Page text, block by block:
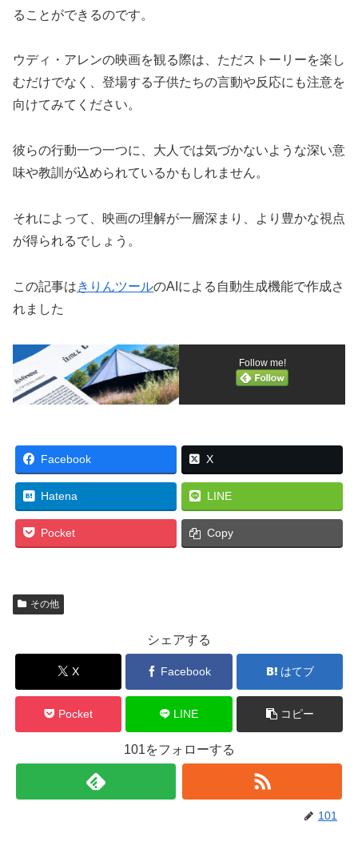
ることができるのです。
ウディ・アレンの映画を観る際は、ただストーリーを楽し
むだけでなく、登場する子供たちの言動や反応にも注意を
向けてみてください。
彼らの行動一つ一つに、大人では気づかないような深い意
味や教訓が込められているかもしれません。
それによって、映画の理解が一層深まり、より豊かな視点
が得られるでしょう。
この記事はきりんツールのAIによる自動生成機能で作成さ
れました
Follow me!
Facebook X
Hatena LINE
Pocket Copy
その他
シェアする
X Facebook はてブ
Pocket LINE コピー
101をフォローする
101